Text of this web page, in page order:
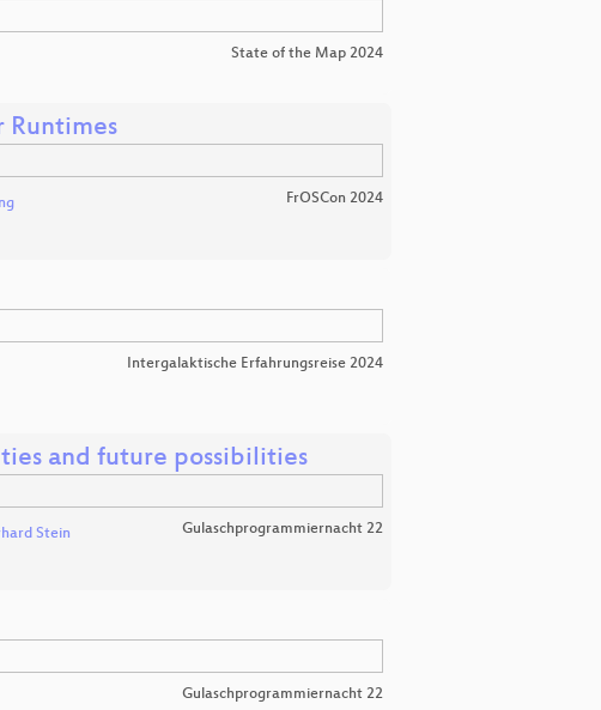
State of the Map 2024
Runtimes
FrOSCon 2024
Intergalaktische Erfahrungsreise 2024
and future possibilities
Stein Gulaschprogrammiernacht 22
Gulaschprogrammiernacht 22